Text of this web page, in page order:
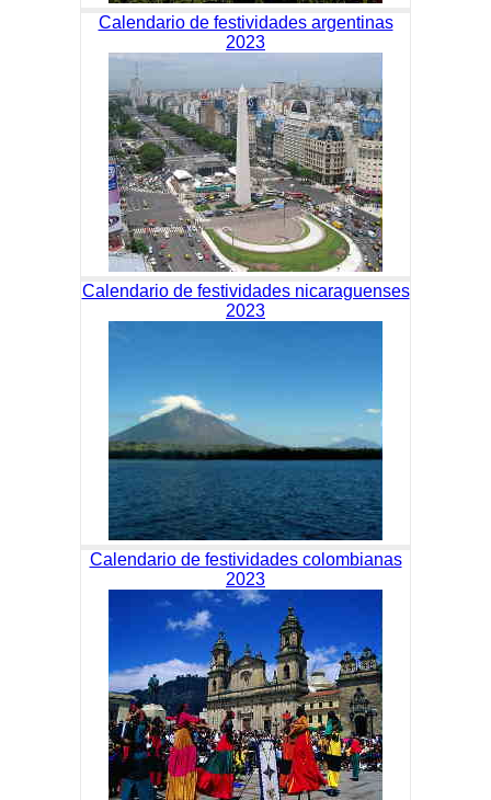
Calendario de festividades argentinas
2023
Calendario de festividades nicaraguenses
2023
Calendario de festividades colombianas
2023